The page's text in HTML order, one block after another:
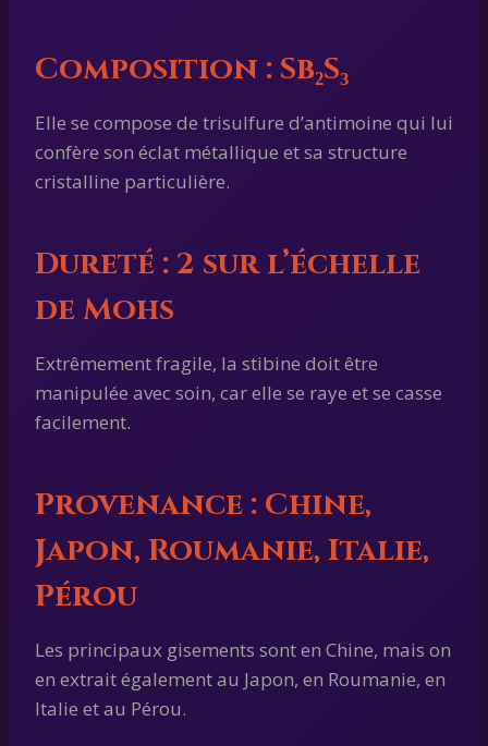
Composition : Sb₂S₃
Elle se compose de trisulfure d’antimoine qui lui
confère son éclat métallique et sa structure
cristalline particulière.
Dureté : 2 sur l’échelle
de Mohs
Extrêmement fragile, la stibine doit être
manipulée avec soin, car elle se raye et se casse
facilement.
Provenance : Chine,
Japon, Roumanie, Italie,
Pérou
Les principaux gisements sont en Chine, mais on
en extrait également au Japon, en Roumanie, en
Italie et au Pérou.